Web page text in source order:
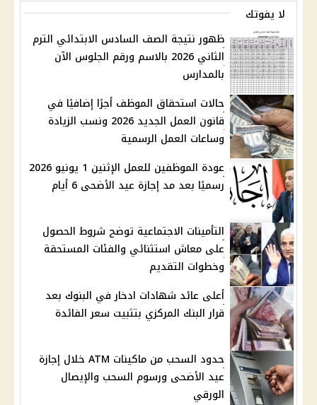
لا يفوتك
ظهور نتيجة الصف السادس الابتدائي الترم
الثاني 2026 بالاسم ورقم الجلوس الآن
بالمدارس
حالات استحقاق الموظف أجرًا إضافيًا في
قانون العمل الجديد 2026 ونسب الزيادة
وساعات العمل الرسمية
عودة الموظفين للعمل الإثنين 1 يونيو 2026
رسميًا بعد مد إجازة عيد الأضحى 6 أيام
التأمينات الاجتماعية توضح شروط الحصول
على معاش استثنائي والفئات المستحقة
وخطوات التقديم
أعلى عائد شهادات ادخار في البنوك بعد
قرار البنك المركزي بتثبيت سعر الفائدة
حدود السحب من ماكينات ATM خلال إجازة
عيد الأضحى ورسوم السحب والإيصال
الورقي